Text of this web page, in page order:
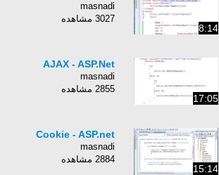
8:14
masnadi
3027 مشاهده
17:05
AJAX - ASP.Net
masnadi
2855 مشاهده
15:14
Cookie - ASP.net
masnadi
2884 مشاهده